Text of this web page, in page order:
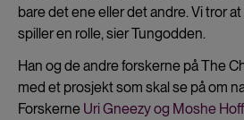
bare det ene eller det andre. Vi tror
spiller en rolle, sier Tungodden.
Han og de andre forskerne på The
med et prosjekt som skal se på om
Forskerne Uri Gneezy og Moshe